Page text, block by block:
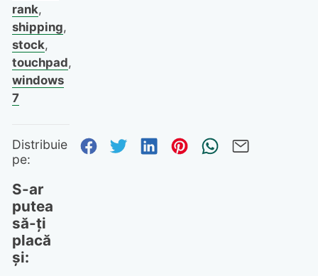
rank,
shipping,
stock,
touchpad,
windows
7
Distribuie
pe:
Distribuie pe Facebook
Distribuie pe Twitter
Distribuie pe
Distribuie pe
Trimite
S-ar
putea
să-ți
placă
și: